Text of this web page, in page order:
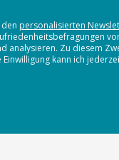
personalisierten
analysieren. Zu diesem
kann ich